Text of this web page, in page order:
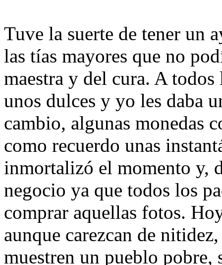
Tuve la suerte de tener un
las tías mayores que no
maestra y del cura. A
unos dulces y yo les daba
cambio, algunas monedas
como recuerdo unas
inmortalizó el momento y,
negocio ya que todos los
comprar aquellas fotos.
aunque carezcan de
muestren un pueblo pobre,